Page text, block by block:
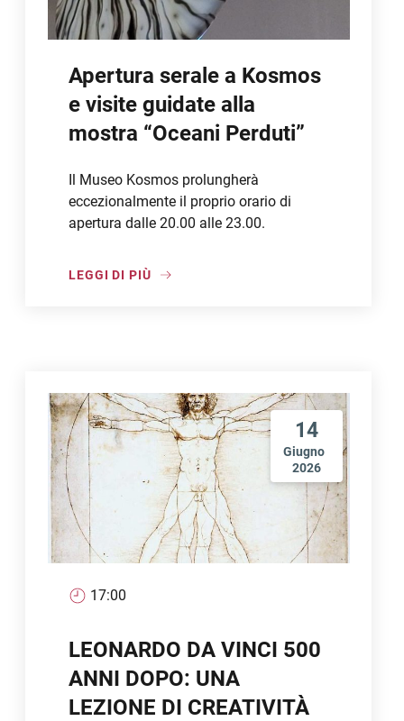
Apertura serale a Kosmos
e visite guidate alla
mostra “Oceani Perduti”
Il Museo Kosmos prolungherà
eccezionalmente il proprio orario di
apertura dalle 20.00 alle 23.00.
LEGGI DI PIÙ
14
Giugno
2026
17:00
LEONARDO DA VINCI 500
ANNI DOPO: UNA
LEZIONE DI CREATIVITÀ